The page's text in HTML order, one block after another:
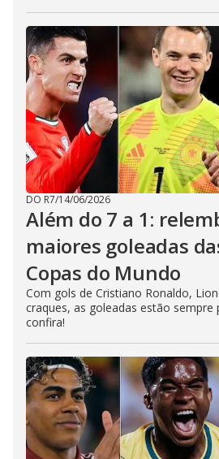
DO R7/14/06/2026
Além do 7 a 1:
maiores goleadas
Copas do Mundo
Com gols de Cristiano Ronaldo,
craques, as goleadas estão sempre
confira!